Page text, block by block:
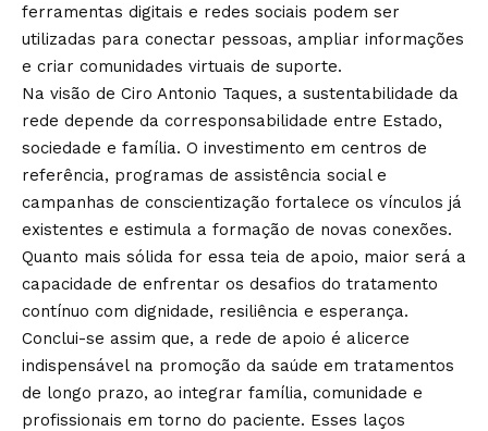
ferramentas digitais e redes sociais podem ser
utilizadas para conectar pessoas, ampliar informações
e criar comunidades virtuais de suporte.
Na visão de Ciro Antonio Taques, a sustentabilidade da
rede depende da corresponsabilidade entre Estado,
sociedade e família. O investimento em centros de
referência, programas de assistência social e
campanhas de conscientização fortalece os vínculos já
existentes e estimula a formação de novas conexões.
Quanto mais sólida for essa teia de apoio, maior será a
capacidade de enfrentar os desafios do tratamento
contínuo com dignidade, resiliência e esperança.
Conclui-se assim que, a rede de apoio é alicerce
indispensável na promoção da saúde em tratamentos
de longo prazo, ao integrar família, comunidade e
profissionais em torno do paciente. Esses laços